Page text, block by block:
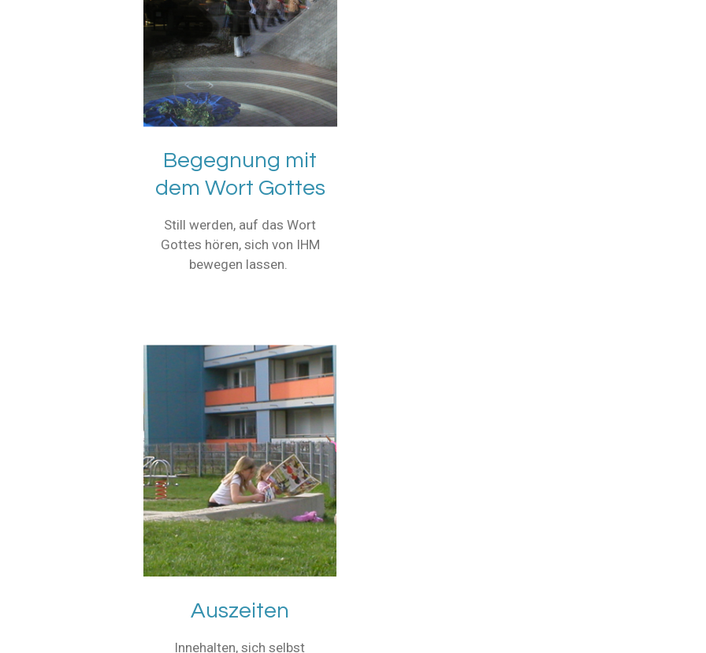
Begegnung mit
dem Wort Gottes
Still werden, auf das Wort
Gottes hören, sich von IHM
bewegen lassen.
Auszeiten
Innehalten, sich selbst